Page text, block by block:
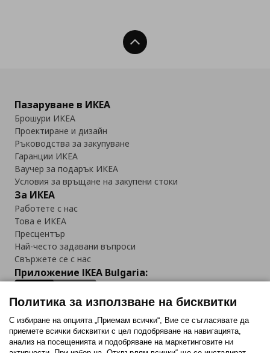
Нагоре
Пазаруване в ИКЕА
Брошури ИКЕА
Проектиране и дизайн
Ръководства за закупуване
Гаранции ИКЕА
Ваучер за подарък ИКЕА
Условия за връщане на закупени стоки
За ИКЕА
Работете с нас
Това е ИКЕА
Пресцентър
Най-често задавани въпроси
Свържете се с нас
Приложение IKEA Bulgaria:
Последвайте ни:
Политика за използване на бисквитки
С избиране на опцията „Приемам всички“, Вие се съгласявате да
приемете всички бисквитки с цел подобряване на навигацията,
анализ на посещенията и подобряване на маркетинговите ни